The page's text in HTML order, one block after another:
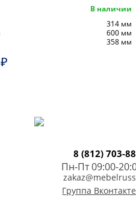
В наличии
314 мм
600 мм
358 мм
8 (812) 703-
Пн-Пт 09:00-
Группа Вконтакте